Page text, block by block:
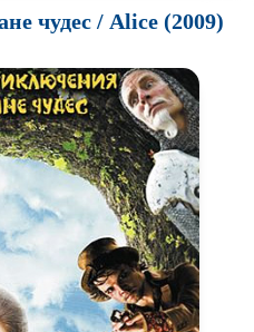
чудес / Alice (2009)